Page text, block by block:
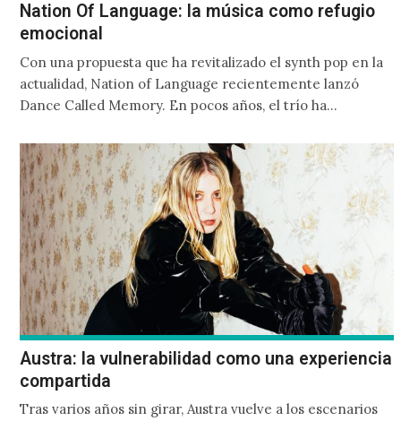
Nation Of Language: la música como refugio
emocional
Con una propuesta que ha revitalizado el synth pop en la
actualidad, Nation of Language recientemente lanzó
Dance Called Memory. En pocos años, el trío ha
sensibilidad y una clara devoción por los sintetizadores.
Austra: la vulnerabilidad como una experiencia
compartida
Tras varios años sin girar, Austra vuelve a los escenarios